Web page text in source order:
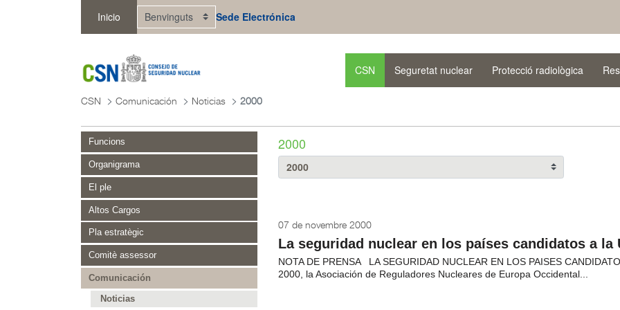
Salta al contingut principal
Inicio Sede Electrónica
CSN Seguretat nuclear Protecció radiològica
CSN Comunicación Noticias 2000
Funcions
Organigrama
El ple
Altos Cargos
Pla estratègic
Comitè assessor
Comunicación
Noticias
2000
07 de novembre 2000
La seguridad nuclear en los países candidatos a la
NOTA DE PRENSA LA SEGURIDAD NUCLEAR EN LOS PAISES
2000, la Asociación de Reguladores Nucleares de Europa Occidental...